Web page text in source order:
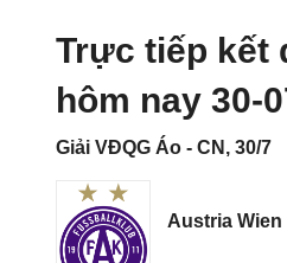
Trực tiếp kết
hôm nay 30-
Giải VĐQG Áo - CN, 30/7
Austria Wien